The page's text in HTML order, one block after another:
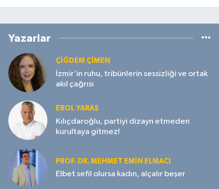
Yazarlar
ÇIĞDEM ÇIMEN
İzmir’in ruhu, tribünlerin sessizliği ve ortak
akıl çağrısı
EROL YARAŞ
Kılıçdaroğlu, partiyi dizayn etmeden
kurultaya gitmez!
PROF. DR. MEHMET EMIN ELMACI
Elbet sefil olursa kadın, alçalır beşer